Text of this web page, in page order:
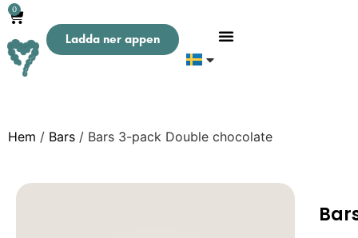
0
Ladda ner appen
Hem / Bars / Bars 3-pack Double chocolate